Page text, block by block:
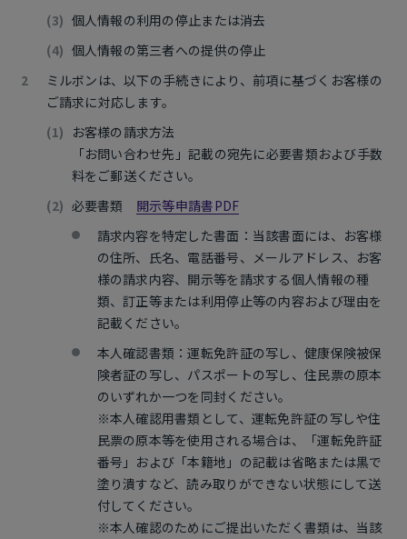
個人情報の利用の停止または消去
個人情報の第三者への提供の停止
ミルボンは、以下の手続きにより、前項に基づくお客様の
ご請求に対応します。
お客様の請求方法
「お問い合わせ先」記載の宛先に必要書類および手数
料をご郵送ください。
必要書類 開示等申請書PDF
請求内容を特定した書面：当該書面には、お客様
の住所、氏名、電話番号、メールアドレス、お客
様の請求内容、開示等を請求する個人情報の種
類、訂正等または利用停止等の内容および理由を
記載ください。
本人確認書類：運転免許証の写し、健康保険被保
険者証の写し、パスポートの写し、住民票の原本
のいずれか一つを同封ください。
※本人確認用書類として、運転免許証の写しや住
民票の原本等を使用される場合は、「運転免許証
番号」および「本籍地」の記載は省略または黒で
塗り潰すなど、読み取りができない状態にして送
付してください。
※本人確認のためにご提出いただく書類は、当該